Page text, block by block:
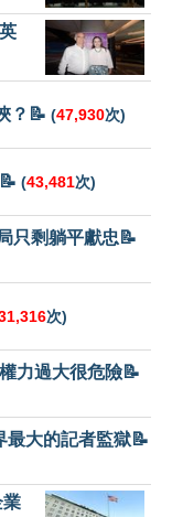
？📝 (47,930次)
(43,481次)
只剩躺平獻忠📝
次)
力過大很危險📝
最大的記者監獄📝
業